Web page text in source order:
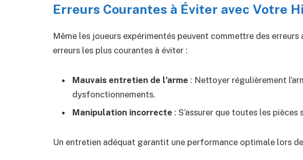
Erreurs Courantes à Éviter avec Votre
Même les joueurs expérimentés peuvent commettre des erreurs
erreurs les plus courantes à éviter :
Mauvais entretien de l’arme : Nettoyer régulièrement
dysfonctionnements.
Manipulation incorrecte : S’assurer que toutes les
Un entretien adéquat garantit une performance optimale lors